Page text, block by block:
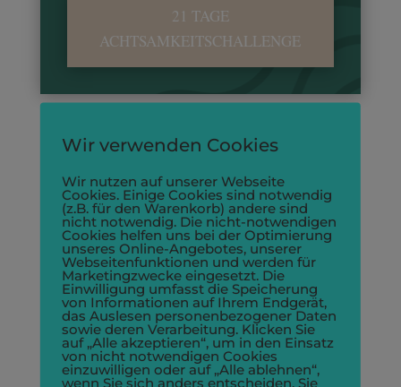
21 TAGE
ACHTSAMKEITSCHALLENGE
Kund*innenstimmen
Steffi schickte mir diese Nachricht:
Ich habe mich total über die Bonustage gefreut,
dass es nicht doch schon ganz zu Ende ist nach
Wir verwenden Cookies
Wir nutzen auf unserer Webseite
Cookies. Einige Cookies sind notwendig
(z.B. für den Warenkorb) andere sind
nicht notwendig. Die nicht-notwendigen
Cookies helfen uns bei der Optimierung
unseres Online-Angebotes, unserer
Webseitenfunktionen und werden für
Marketingzwecke eingesetzt. Die
Einwilligung umfasst die Speicherung
von Informationen auf Ihrem Endgerät,
das Auslesen personenbezogener Daten
sowie deren Verarbeitung. Klicken Sie
auf „Alle akzeptieren“, um in den Einsatz
von nicht notwendigen Cookies
einzuwilligen oder auf „Alle ablehnen“,
wenn Sie sich anders entscheiden. Sie